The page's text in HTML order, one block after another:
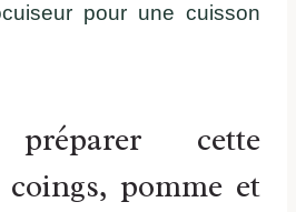
pour une cuisson
préparer cette
pomme et